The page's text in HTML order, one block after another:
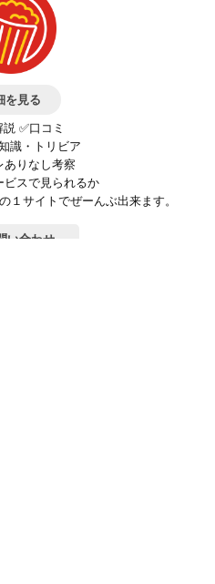
を見る
✅口コミ
識・トリビア
ありなし考察
ビスで見られるか
１サイトでぜーんぶ出来ます。
い合わせ